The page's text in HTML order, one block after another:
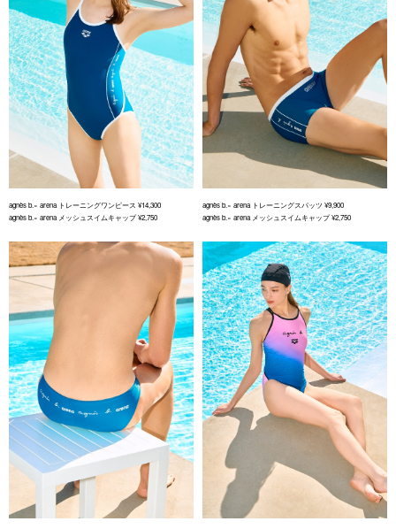
agnès b.× arena トレーニングワンピース ¥14,300
agnès b.× arena メッシュスイムキャップ ¥2,750
agnès b.× arena トレーニングスパッツ ¥9,900
agnès b.× arena メッシュスイムキャップ ¥2,750